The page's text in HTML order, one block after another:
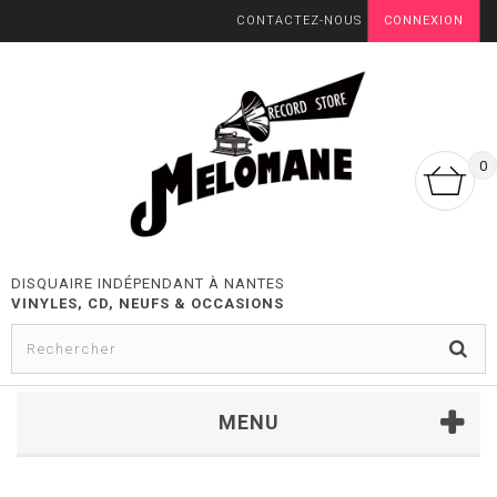
CONNEXION
CONTACTEZ-NOUS
0
DISQUAIRE INDÉPENDANT À NANTES
VINYLES, CD, NEUFS & OCCASIONS
MENU